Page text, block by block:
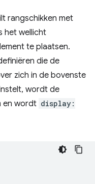
rangschikken met
het wellicht
te plaatsen.
die de
zich in de bovenste
wordt de
en wordt display: